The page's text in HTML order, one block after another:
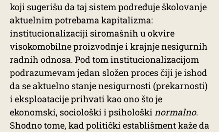
koji sugerišu da taj sistem podređuje školovanje
aktuelnim potrebama kapitalizma:
institucionalizaciji siromašnih u okvire
visokomobilne proizvodnje i krajnje nesigurnih
radnih odnosa. Pod tom institucionalizacijom
podrazumevam jedan složen proces čiji je ishod
da se aktuelno stanje nesigurnosti (prekarnosti)
i eksploatacije prihvati kao ono što je
ekonomski, sociološki i psihološkinormalno.
Shodno tome, kad politički establišment kaže da